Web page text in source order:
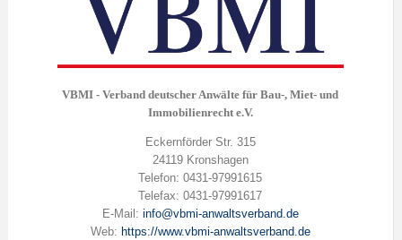
VBMI - Verband deutscher Anwälte für Bau-, Miet- und
Immobilienrecht e.V.
Eckernförder Str. 315
24119 Kronshagen
Telefon: 0431-97991615
Telefax: 0431-97991617
E-Mail: info@vbmi-anwaltsverband.de
Web: https://www.vbmi-anwaltsverband.de